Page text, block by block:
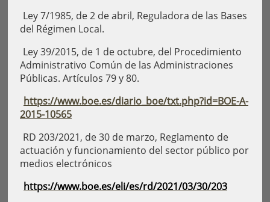
Ley 7/1985, de 2 de abril, Reguladora de las Bases
del Régimen Local.
Ley 39/2015, de 1 de octubre, del Procedimiento
Administrativo Común de las Administraciones
Públicas. Artículos 79 y 80.
https://www.boe.es/diario_boe/txt.php?id=BOE-A-
2015-10565
RD 203/2021, de 30 de marzo, Reglamento de
actuación y funcionamiento del sector público por
medios electrónicos
https://www.boe.es/eli/es/rd/2021/03/30/203